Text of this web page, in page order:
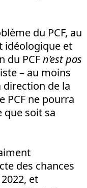
du PCF, au
idéologique et
du PCFn’est pas
– au moins
direction de la
PCF ne pourra
que soit sa
des chances
et